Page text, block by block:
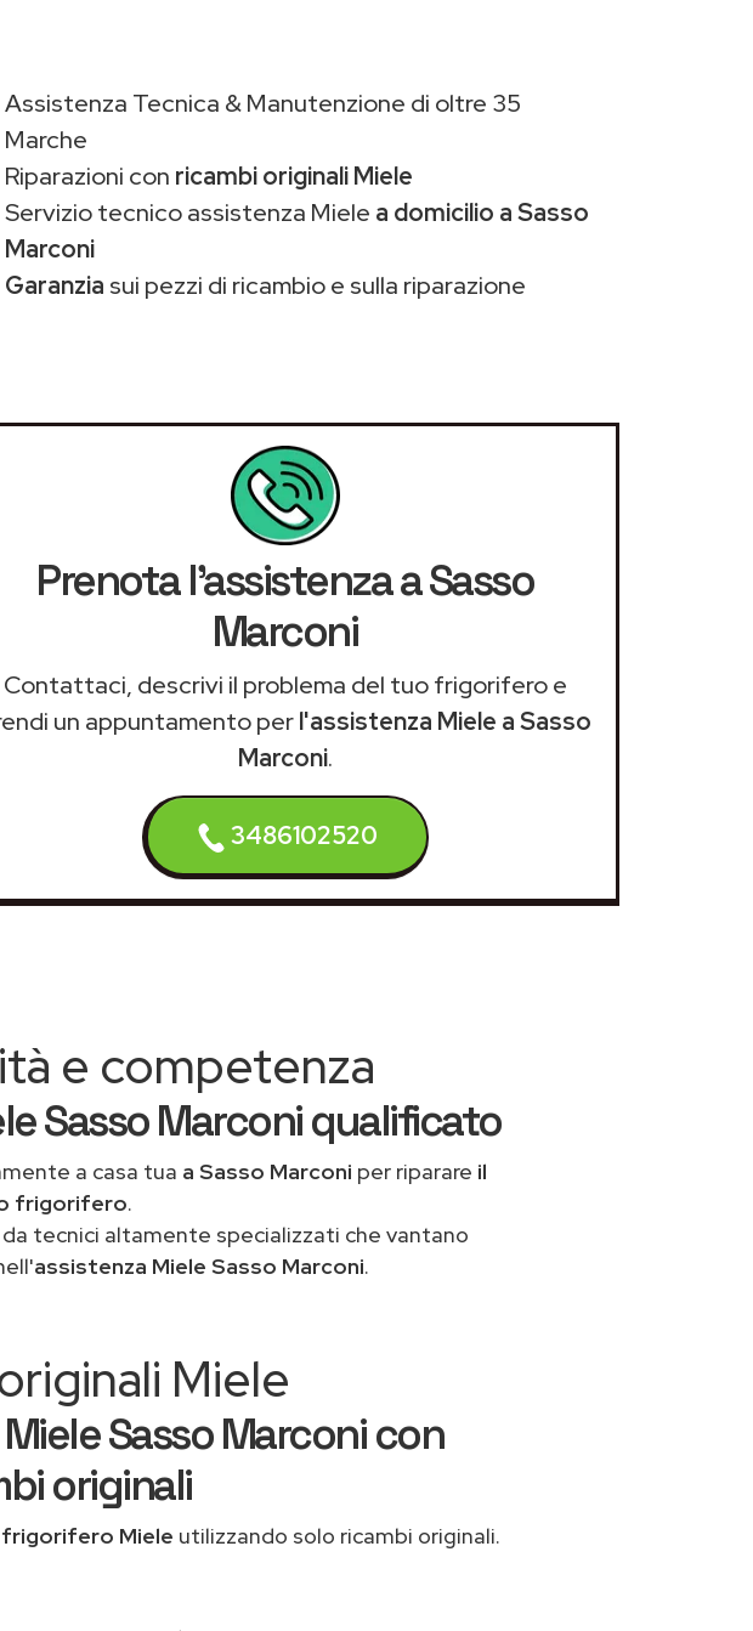
Assistenza Tecnica & Manutenzione di oltre 35
Marche
Riparazioni con ricambi originali Miele
Servizio tecnico assistenza Miele a domicilio a Sasso
Marconi
Garanzia sui pezzi di ricambio e sulla riparazione
Prenota l'assistenza a Sasso
Marconi
Contattaci, descrivi il problema del tuo frigorifero e
un appuntamento perl'assistenza Miele a Sasso
Marconi.
3486102520
e competenza
Sasso Marconi qualificato
a casa tua a Sasso Marconi per riparare il
frigorifero.
tecnici altamente specializzati che vantano
assistenza Miele Sasso Marconi.
Miele
Sasso Marconi con
originali
Miele utilizzando solo ricambi originali.